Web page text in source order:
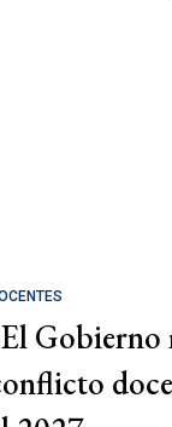
Gobierno